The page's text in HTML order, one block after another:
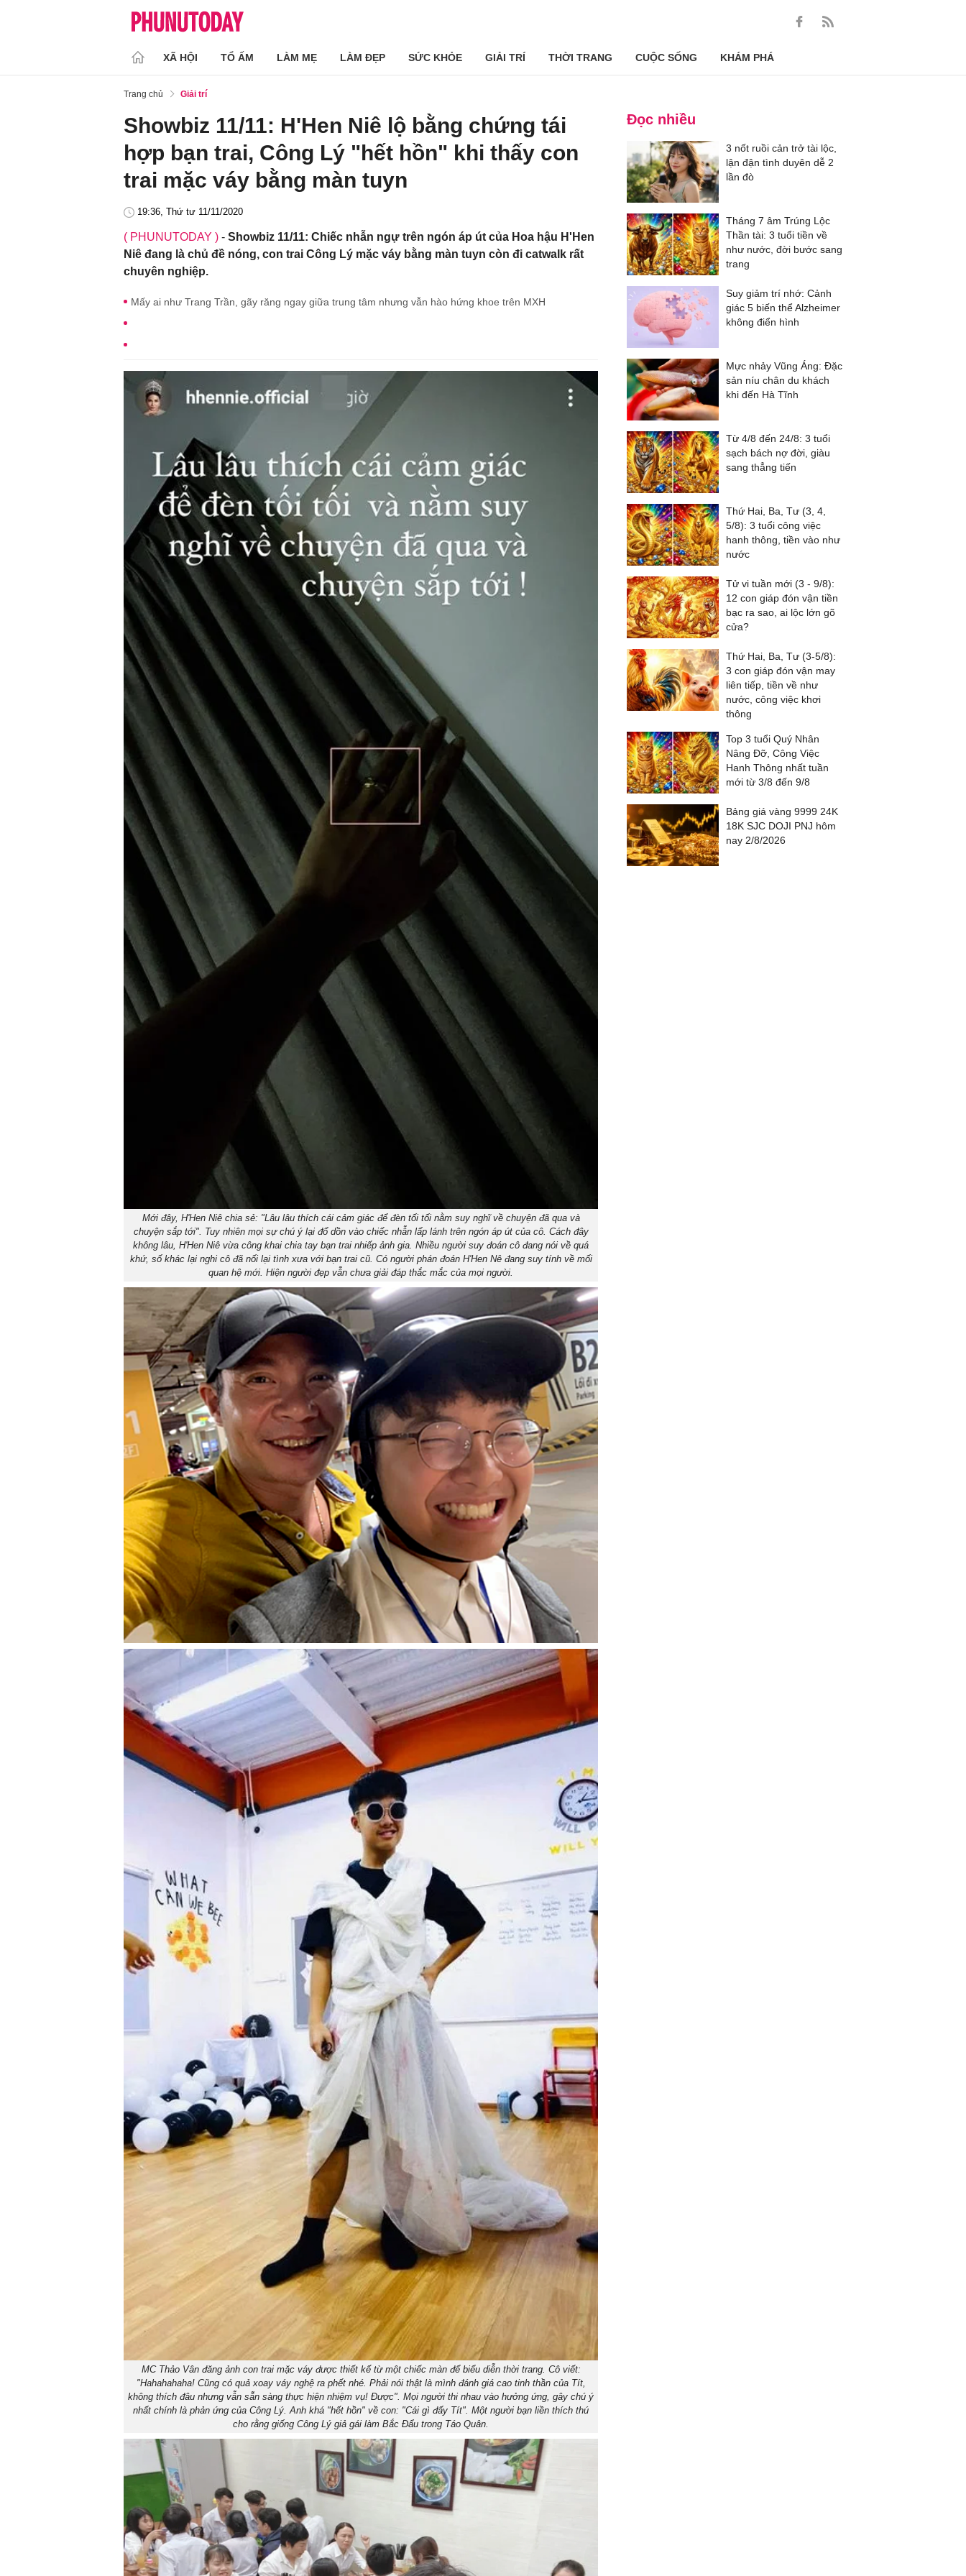
XÃ HỘI TỔ ẤM LÀM MẸ LÀM ĐẸP SỨC KHỎE GIẢI TRÍ THỜI TRANG CUỘC SỐNG KHÁM PHÁ
Trang chủ Giải trí
Showbiz 11/11: H'Hen Niê lộ bằng chứng tái
hợp bạn trai, Công Lý "hết hồn" khi thấy con
trai mặc váy bằng màn tuyn
19:36, Thứ tư 11/11/2020
( PHUNUTODAY ) - Showbiz 11/11: Chiếc nhẫn ngự trên ngón áp út của Hoa hậu H'Hen
Niê đang là chủ đề nóng, con trai Công Lý mặc váy bằng màn tuyn còn đi catwalk rất
chuyên nghiệp.
Mấy ai như Trang Trần, gãy răng ngay giữa trung tâm nhưng vẫn hào hứng khoe trên MXH
Mới đây, H'Hen Niê chia sẻ: "Lâu lâu thích cái cảm giác để đèn tối tối nằm suy nghĩ về chuyện đã qua và
chuyện sắp tới". Tuy nhiên mọi sự chú ý lại đổ dồn vào chiếc nhẫn lấp lánh trên ngón áp út của cô. Cách đây
không lâu, H'Hen Niê vừa công khai chia tay bạn trai nhiếp ảnh gia. Nhiều người suy đoán cô đang nói về quá
khứ, số khác lại nghi cô đã nối lại tình xưa với bạn trai cũ. Có người phán đoán H'Hen Nê đang suy tính về mối
quan hệ mới. Hiện người đẹp vẫn chưa giải đáp thắc mắc của mọi người.
MC Thảo Vân đăng ảnh con trai mặc váy được thiết kế từ một chiếc màn để biểu diễn thời trang. Cô viết:
"Hahahahaha! Cũng có quả xoay váy nghệ ra phết nhé. Phải nói thật là mình đánh giá cao tinh thần của Tít,
không thích đâu nhưng vẫn sẵn sàng thực hiện nhiệm vụ! Được". Mọi người thi nhau vào hưởng ứng, gây chú ý
nhất chính là phản ứng của Công Lý. Anh khá "hết hồn" về con: "Cái gì đấy Tít". Một người bạn liền thích thú
cho rằng giống Công Lý giả gái làm Bắc Đẩu trong Táo Quân.
Đọc nhiều
3 nốt ruồi cản trở tài lộc,
lận đận tình duyên dễ 2
lần đò
Tháng 7 âm Trúng Lộc
Thần tài: 3 tuổi tiền về
như nước, đời bước sang
trang
Suy giảm trí nhớ: Cảnh
giác 5 biến thể Alzheimer
không điển hình
Mực nhảy Vũng Áng: Đặc
sản níu chân du khách
khi đến Hà Tĩnh
Từ 4/8 đến 24/8: 3 tuổi
sạch bách nợ đời, giàu
sang thẳng tiến
Thứ Hai, Ba, Tư (3, 4,
5/8): 3 tuổi công việc
hanh thông, tiền vào như
nước
Tử vi tuần mới (3 - 9/8):
12 con giáp đón vận tiền
bạc ra sao, ai lộc lớn gõ
cửa?
Thứ Hai, Ba, Tư (3-5/8):
3 con giáp đón vận may
liên tiếp, tiền về như
nước, công việc khơi
thông
Top 3 tuổi Quý Nhân
Nâng Đỡ, Công Việc
Hanh Thông nhất tuần
mới từ 3/8 đến 9/8
Bảng giá vàng 9999 24K
18K SJC DOJI PNJ hôm
nay 2/8/2026